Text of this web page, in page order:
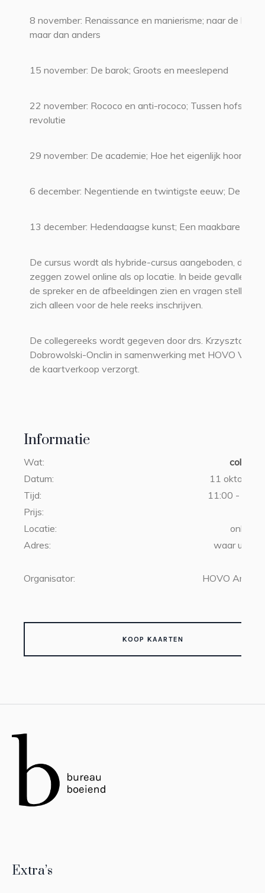
Informatie
Wat:
Datum:
11 oktober
Tijd:
11:00 -
Prijs:
Locatie:
online
Adres:
waar u ook
Organisator: HOVO
KOOP KAARTEN
8 november: Renaissance en manierisme; naar de
maar dan anders
15 november: De barok; Groots en meeslepend
22 november: Rococo en anti-rococo; Tussen hofstijl en
revolutie
29 november: De academie; Hoe het eigenlijk hoort
6 december: Negentiende en twintigste eeuw; De
13 december: Hedendaagse kunst; Een maakbare
De cursus wordt als hybride-cursus aangeboden, dat wil
zeggen zowel online als op locatie. In beide gevallen
de spreker en de afbeeldingen zien en vragen stellen.
zich alleen voor de hele reeks inschrijven.
De collegereeks wordt gegeven door drs. Krzysztof
Dobrowolski-Onclin in samenwerking met HOVO VU
de kaartverkoop verzorgt.
Extra’s